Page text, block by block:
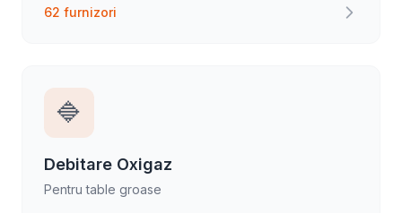
62 furnizori
🔷
Debitare Oxigaz
Pentru table groase